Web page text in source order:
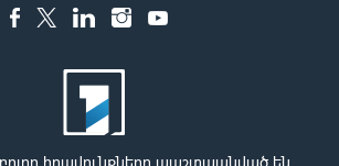
իրավունքները պաշտպանված են